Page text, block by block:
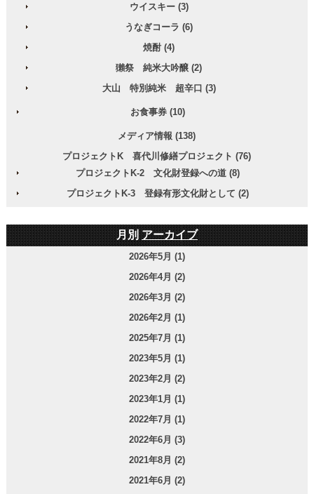
ウイスキー (3)
うなぎコーラ (6)
焼酎 (4)
獺祭 純米大吟醸 (2)
大山 特別純米 超辛口 (3)
お食事券 (10)
メディア情報 (138)
プロジェクトK 喜代川修繕プロジェクト (76)
プロジェクトK-2 文化財登録への道 (8)
プロジェクトK-3 登録有形文化財として (2)
月別アーカイブ
2026年5月 (1)
2026年4月 (2)
2026年3月 (2)
2026年2月 (1)
2025年7月 (1)
2023年5月 (1)
2023年2月 (2)
2023年1月 (1)
2022年7月 (1)
2022年6月 (3)
2021年8月 (2)
2021年6月 (2)